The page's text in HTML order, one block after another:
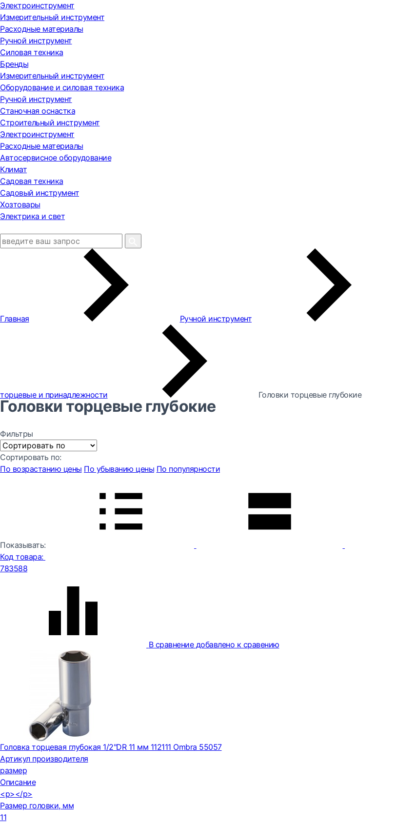
Электроинструмент
Измерительный инструмент
Расходные материалы
Ручной инструмент
Силовая техника
Бренды
Измерительный инструмент
Оборудование и силовая техника
Ручной инструмент
Станочная оснастка
Строительный инструмент
Электроинструмент
Расходные материалы
Автосервисное оборудование
Климат
Садовая техника
Садовый инструмент
Хозтовары
Электрика и свет
Главная Ручной инструмент
торцевые и принадлежности Головки торцевые глубокие
Головки торцевые глубокие
Фильтры
Сортировать по:
По возрастанию цены По убыванию цены По популярности
Показывать:
Код товара:
783588
В сравнение добавлено к сравению
Головка торцевая глубокая 1/2"DR 11 мм 112111 Ombra 55057
Артикул производителя
размер
Описание
<p></p>
Размер головки, мм
11